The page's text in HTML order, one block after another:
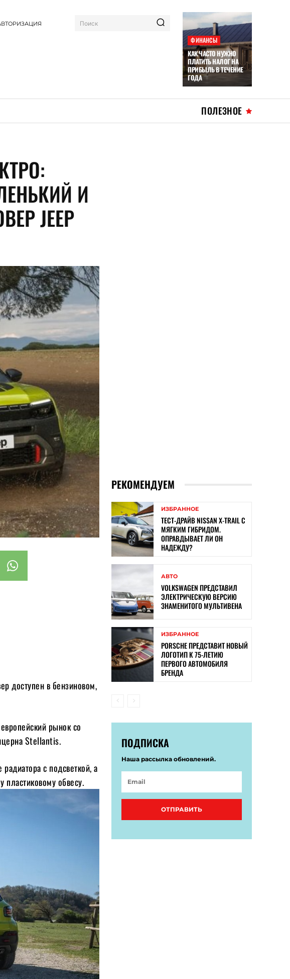
Поиск
ФИНАНСЫ
КАК ЧАСТО НУЖНО
ПЛАТИТЬ НАЛОГ НА
ПРИБЫЛЬ В ТЕЧЕНИЕ
ГОДА
ПОЛЕЗНОЕ
И
JEEP
доступен в бензиновом,
рынок со
Stellantis.
с подсветкой, а
обвесу.
РЕКОМЕНДУЕМ
ИЗБРАННОЕ
ТЕСТ-ДРАЙВ NISSAN X-TRAIL С
МЯГКИМ ГИБРИДОМ.
ОПРАВДЫВАЕТ ЛИ ОН
НАДЕЖДУ?
АВТО
VOLKSWAGEN ПРЕДСТАВИЛ
ЭЛЕКТРИЧЕСКУЮ ВЕРСИЮ
ЗНАМЕНИТОГО МУЛЬТИВЕНА
ИЗБРАННОЕ
PORSCHE ПРЕДСТАВИТ НОВЫЙ
ЛОГОТИП К 75-ЛЕТИЮ
ПЕРВОГО АВТОМОБИЛЯ
БРЕНДА
ПОДПИСКА
Наша рассылка обновлений.
ОТПРАВИТЬ